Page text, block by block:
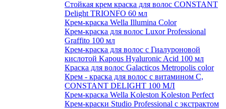
Стойкая крем краска для волос CONSTANT
Delight TRIONFO 60 мл
Крем-краска Wella Illumina Color
Крем-краска для волос Luxor Professional
Graffito 100 мл
Крем-краска для волос с Гиалуроновой
кислотой Kapous Hyaluronic Acid 100 мл
Краска для волос Galacticos Metropolis color
Крем - краска для волос с витамином С,
CONSTANT DELIGHT 100 МЛ
Крем-краска Wella Koleston Koleston Perfect
Крем-краски Studio Professional с экстрактом